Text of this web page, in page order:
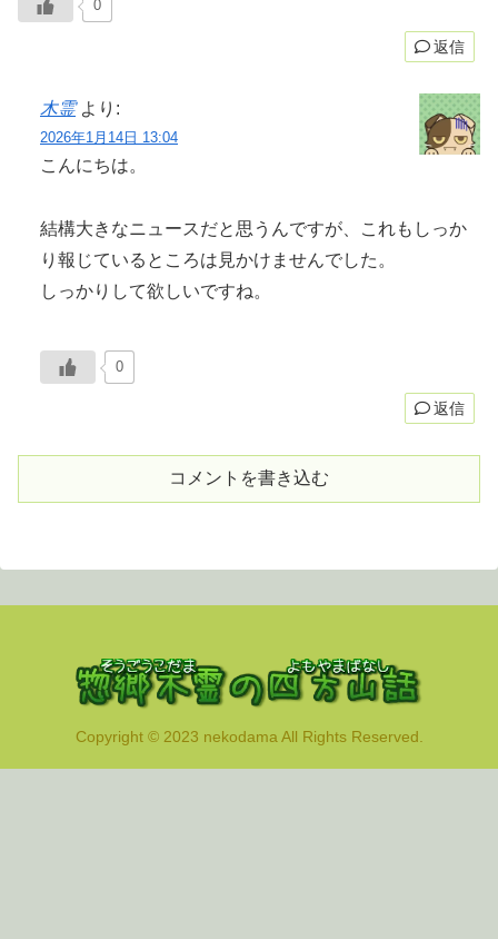
0
返信
木霊 より:
2026年1月14日 13:04
こんにちは。
結構大きなニュースだと思うんですが、これもしっか
り報じているところは見かけませんでした。
しっかりして欲しいですね。
0
返信
コメントを書き込む
Copyright © 2023 nekodama All Rights Reserved.